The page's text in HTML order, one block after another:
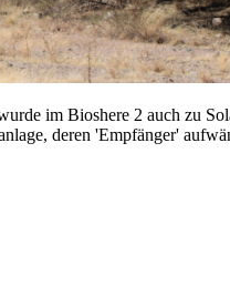
im Bioshere 2 auch zu
deren 'Empfänger'